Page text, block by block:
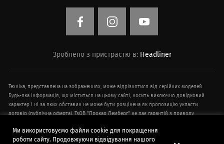
Зроблено з пристрастю в: Headliner
Техніка, представлена ​​на зображеннях, може відрізнятися від серійних моделей.
Будь-яка інформація, що міститься на цьому сайті, носить виключно довідковий
характер і ні за яких обставин не може бути розцінена як пропозицію укласти
договір (публічна оферта). ТзОВ "Прокар Лемберг" не дає гарантій з приводу
техніки, інформація про додаткове обладнання, умови придбання, ціни,
спецпропозиції і комплектації техніки, зазначені на сайті, наведені в
Ми використовуємо файли cookie для покращення
роботи сайту. Продовжуючи відвідування нашого